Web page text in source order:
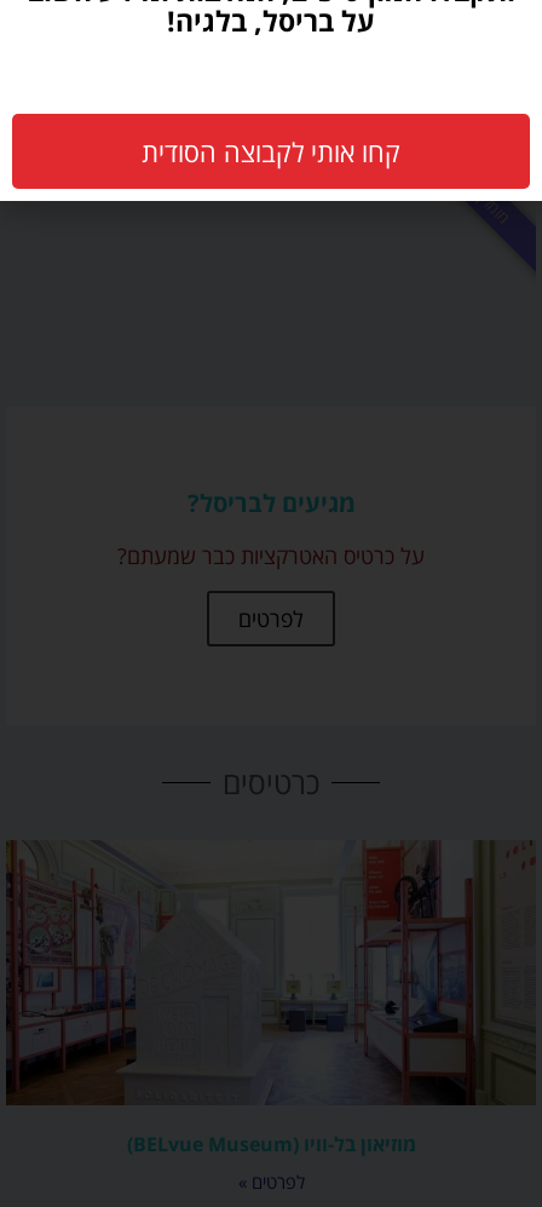
מגיעים לבריסל?
על כרטיס האטרקציות כבר שמעתם?
לפרטים
מומלץ
כרטיסים
מוזיאון בל-וויו (BELvue Museum)
לפרטים »
על בריסל, בלגיה!
קחו אותי לקבוצה הסודית